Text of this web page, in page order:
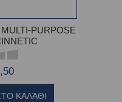
PURPOSE